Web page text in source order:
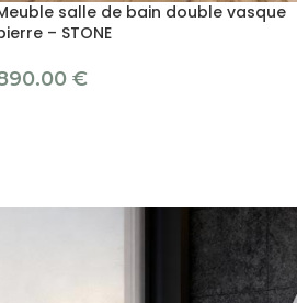
salle de bain double vasque
– STONE
€